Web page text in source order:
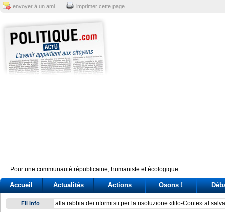
envoyer à un ami imprimer cette page
Pour une communauté républicaine, humaniste et écologique.
Accueil Actualités Actions Osons !
Fil info Brazil’s Lula battles Trump and Milei over perceived